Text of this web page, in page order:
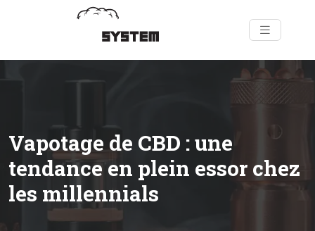
Vapotage de CBD : une
tendance en plein essor chez
les millennials